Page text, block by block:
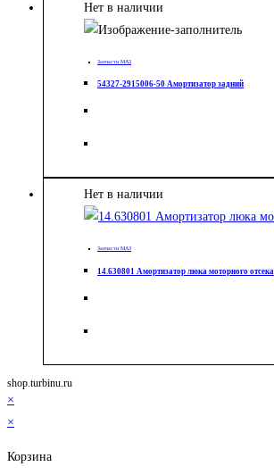
Нет в наличии
Запчасти МАЗ
54327-2915006-50 Амортизатор задний
Нет в наличии
Запчасти МАЗ
14.630801 Амортизатор люка моторного отсека
shop.turbinu.ru
×
×
Корзина